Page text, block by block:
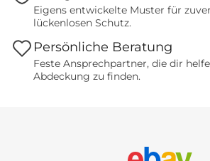
Eigens entwickelte Muster für
lückenlosen Schutz.
Persönliche Beratung
Feste Ansprechpartner, die dir
Abdeckung zu finden.